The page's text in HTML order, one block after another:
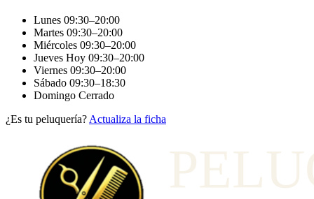
Lunes 09:30–20:00
Martes 09:30–20:00
Miércoles 09:30–20:00
Jueves Hoy 09:30–20:00
Viernes 09:30–20:00
Sábado 09:30–18:30
Domingo Cerrado
¿Es tu peluquería? Actualiza la ficha